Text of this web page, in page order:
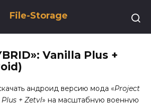
File-Storage
Vanilla Plus +
андроид версию мода «Project
Plus + Zetvl» на масштабную военную